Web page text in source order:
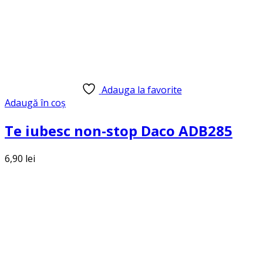
Adauga la favorite
Adaugă în coș
Te iubesc non-stop Daco ADB285
6,90 lei